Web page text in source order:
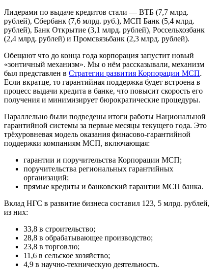
Лидерами по выдаче кредитов стали — ВТБ (7,7 млрд.
рублей), Сбербанк (7,6 млрд. руб.), МСП Банк (5,4 млрд.
рублей), Банк Открытие (3,1 млрд. рублей), Россельхозбанк
(2,4 млрд. рублей) и Промсвязьбанк (2,3 млрд. рублей).
Обещают что до конца года корпорация запустит новый
«зонтичный механизм». Мы о нём рассказывали, механизм
был представлен в Стратегии развития Корпорации МСП.
Если вкратце, то гарантийная поддержка будет встроена в
процесс выдачи кредита в банке, что повысит скорость его
получения и минимизирует бюрократические процедуры.
Параллельно были подведены итоги работы Национальной
гарантийной системы за первые месяцы текущего года. Это
трёхуровневая модель оказания финасово-гарантийной
поддержки компаниям МСП, включающая:
гарантии и поручительства Корпорации МСП;
поручительства региональных гарантийных
организаций;
прямые кредиты и банковский гарантии МСП банка.
Вклад НГС в развитие бизнеса составил 123, 5 млрд. рублей,
из них:
33,8 в строительство;
28,8 в обрабатывающее производство;
23,8 в торговлю;
11,6 в сельское хозяйство;
4,9 в научно-техническую деятельность.